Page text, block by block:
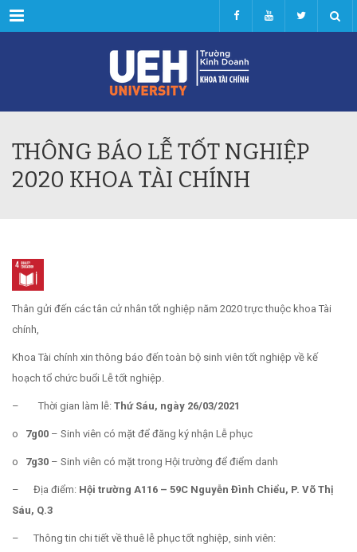
Menu
THÔNG BÁO LỄ TỐT NGHIỆP
2020 KHOA TÀI CHÍNH
Thân gửi đến các tân cử nhân tốt nghiệp năm 2020 trực thuộc khoa Tài
chính,
Khoa Tài chính xin thông báo đến toàn bộ sinh viên tốt nghiệp về kế
hoạch tổ chức buổi Lễ tốt nghiệp.
– Thời gian làm lễ: Thứ Sáu, ngày 26/03/2021
o 7g00 – Sinh viên có mặt để đăng ký nhận Lễ phục
o 7g30 – Sinh viên có mặt trong Hội trường để điểm danh
– Địa điểm: Hội trường A116 – 59C Nguyễn Đình Chiểu, P. Võ Thị
Sáu, Q.3
– Thông tin chi tiết về thuê lễ phục tốt nghiệp, sinh viên: